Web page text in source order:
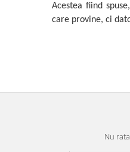
Acestea fiind
care provine, ci
Nu